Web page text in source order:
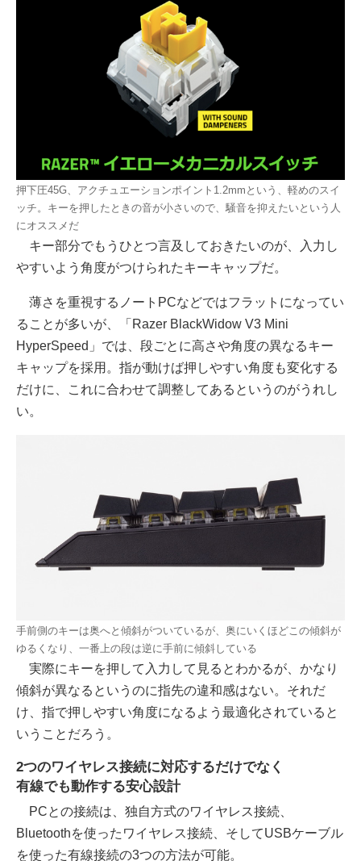
押下圧45G、アクチュエーションポイント1.2mmという、軽めのスイ
ッチ。キーを押したときの音が小さいので、騒音を抑えたいという人
にオススメだ
キー部分でもうひとつ言及しておきたいのが、入力し
やすいよう角度がつけられたキーキャップだ。
薄さを重視するノートPCなどではフラットになってい
ることが多いが、「Razer BlackWidow V3 Mini
HyperSpeed」では、段ごとに高さや角度の異なるキー
キャップを採用。指が動けば押しやすい角度も変化する
だけに、これに合わせて調整してあるというのがうれし
い。
手前側のキーは奥へと傾斜がついているが、奥にいくほどこの傾斜が
ゆるくなり、一番上の段は逆に手前に傾斜している
実際にキーを押して入力して見るとわかるが、かなり
傾斜が異なるというのに指先の違和感はない。それだ
け、指で押しやすい角度になるよう最適化されていると
いうことだろう。
2つのワイヤレス接続に対応するだけでなく
有線でも動作する安心設計
PCとの接続は、独自方式のワイヤレス接続、
Bluetoothを使ったワイヤレス接続、そしてUSBケーブル
を使った有線接続の3つの方法が可能。